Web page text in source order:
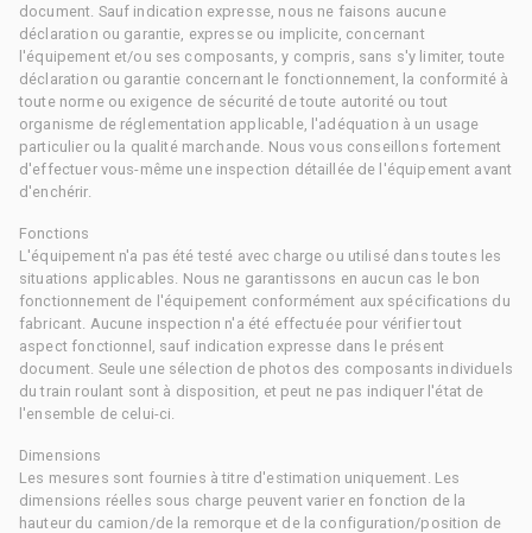
document. Sauf indication expresse, nous ne faisons aucune
déclaration ou garantie, expresse ou implicite, concernant
l'équipement et/ou ses composants, y compris, sans s'y limiter, toute
déclaration ou garantie concernant le fonctionnement, la conformité à
toute norme ou exigence de sécurité de toute autorité ou tout
organisme de réglementation applicable, l'adéquation à un usage
particulier ou la qualité marchande. Nous vous conseillons fortement
d'effectuer vous-même une inspection détaillée de l'équipement avant
d'enchérir.
Fonctions
L'équipement n'a pas été testé avec charge ou utilisé dans toutes les
situations applicables. Nous ne garantissons en aucun cas le bon
fonctionnement de l'équipement conformément aux spécifications du
fabricant. Aucune inspection n'a été effectuée pour vérifier tout
aspect fonctionnel, sauf indication expresse dans le présent
document. Seule une sélection de photos des composants individuels
du train roulant sont à disposition, et peut ne pas indiquer l'état de
l'ensemble de celui-ci.
Dimensions
Les mesures sont fournies à titre d'estimation uniquement. Les
dimensions réelles sous charge peuvent varier en fonction de la
hauteur du camion/de la remorque et de la configuration/position de